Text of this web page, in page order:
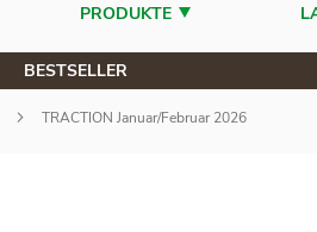
PRODUKTE
BESTSELLER
TRACTION Januar/Februar 2026